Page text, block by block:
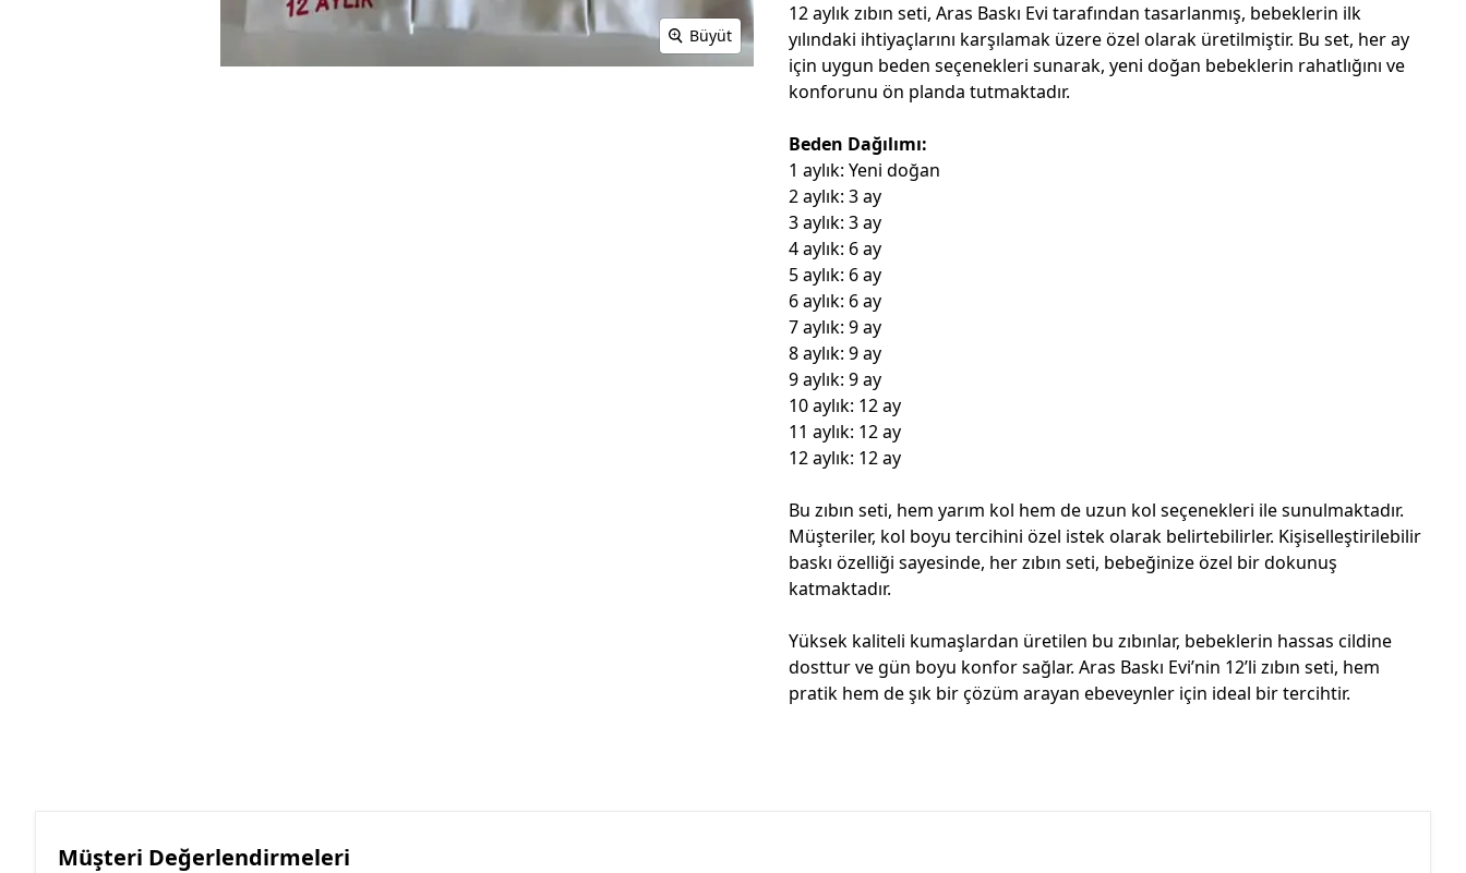
Büyüt
12 aylık zıbın seti, Aras Baskı Evi tarafından tasarlanmış, bebeklerin ilk
yılındaki ihtiyaçlarını karşılamak üzere özel olarak üretilmiştir. Bu set, her ay
için uygun beden seçenekleri sunarak, yeni doğan bebeklerin rahatlığını ve
konforunu ön planda tutmaktadır.
Beden Dağılımı:
1 aylık: Yeni doğan
2 aylık: 3 ay
3 aylık: 3 ay
4 aylık: 6 ay
5 aylık: 6 ay
6 aylık: 6 ay
7 aylık: 9 ay
8 aylık: 9 ay
9 aylık: 9 ay
10 aylık: 12 ay
11 aylık: 12 ay
12 aylık: 12 ay
Bu zıbın seti, hem yarım kol hem de uzun kol seçenekleri ile sunulmaktadır.
Müşteriler, kol boyu tercihini özel istek olarak belirtebilirler. Kişiselleştirilebilir
baskı özelliği sayesinde, her zıbın seti, bebeğinize özel bir dokunuş
katmaktadır.
Yüksek kaliteli kumaşlardan üretilen bu zıbınlar, bebeklerin hassas cildine
dosttur ve gün boyu konfor sağlar. Aras Baskı Evi’nin 12’li zıbın seti, hem
pratik hem de şık bir çözüm arayan ebeveynler için ideal bir tercihtir.
Müşteri Değerlendirmeleri